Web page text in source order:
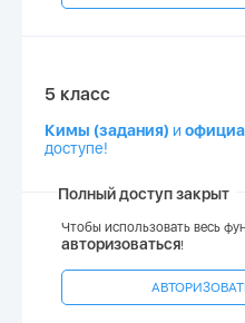
5 класс
Кимы (задания) и
доступе!
Полный доступ закрыт
Чтобы использовать весь
авторизоваться!